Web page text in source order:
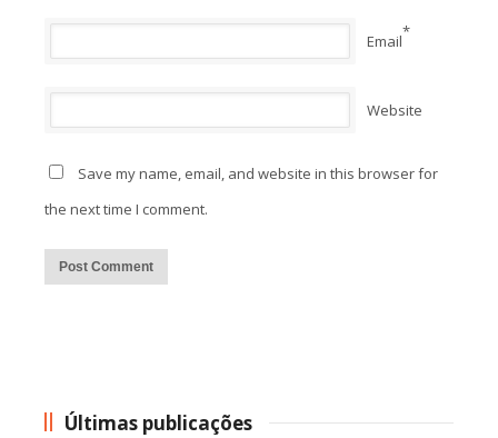
Email*
Website
Save my name, email, and website in this browser for
the next time I comment.
Últimas publicações